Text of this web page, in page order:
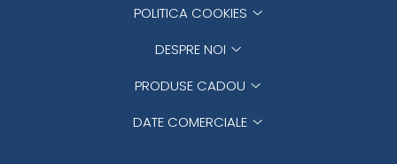
POLITICA COOKIES
DESPRE NOI
PRODUSE CADOU
DATE COMERCIALE